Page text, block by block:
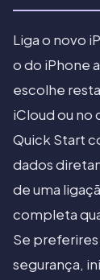
Liga o novo
o do iPhone
escolhe
iCloud ou
Quick Start
dados
de uma
completa
Se
segurança,